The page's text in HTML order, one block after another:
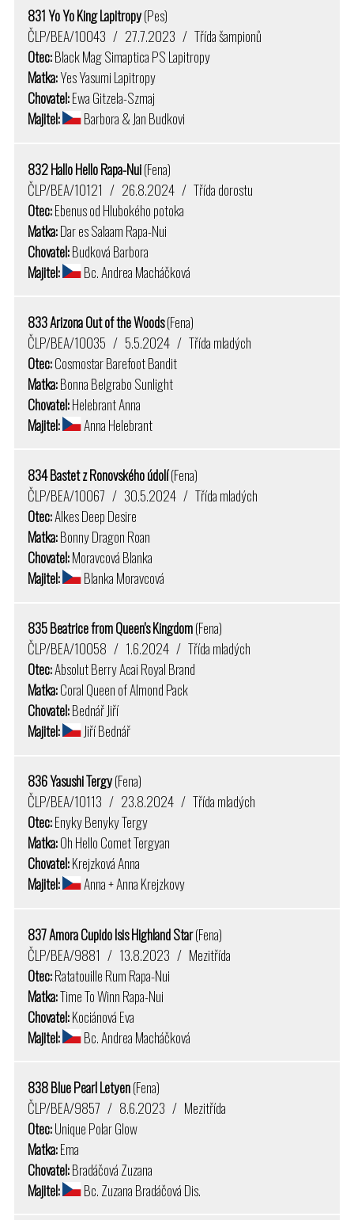
831 Yo Yo King Lapitropy(Pes)
ČLP/BEA/10043 / 27.7.2023 / Třída šampionů
Otec:Black Mag Simaptica PS Lapitropy
Matka:Yes Yasumi Lapitropy
Chovatel:Ewa Gitzela-Szmaj
Majitel:
Barbora & Jan Budkovi
832 Hallo Hello Rapa-Nui(Fena)
ČLP/BEA/10121 / 26.8.2024 / Třída dorostu
Otec:Ebenus od Hlubokého potoka
Matka:Dar es Salaam Rapa-Nui
Chovatel:Budková Barbora
Majitel:
Bc. Andrea Macháčková
833 Arizona Out of the Woods(Fena)
ČLP/BEA/10035 / 5.5.2024 / Třída mladých
Otec:Cosmostar Barefoot Bandit
Matka:Bonna Belgrabo Sunlight
Chovatel:Helebrant Anna
Majitel:
Anna Helebrant
834 Bastet z Ronovského údolí(Fena)
ČLP/BEA/10067 / 30.5.2024 / Třída mladých
Otec:Alkes Deep Desire
Matka:Bonny Dragon Roan
Chovatel:Moravcová Blanka
Majitel:
Blanka Moravcová
835 Beatrice from Queen's Kingdom(Fena)
ČLP/BEA/10058 / 1.6.2024 / Třída mladých
Otec:Absolut Berry Acai Royal Brand
Matka:Coral Queen of Almond Pack
Chovatel:Bednář Jiří
Majitel:
Jiří Bednář
836 Yasushi Tergy(Fena)
ČLP/BEA/10113 / 23.8.2024 / Třída mladých
Otec:Enyky Benyky Tergy
Matka:Oh Hello Comet Tergyan
Chovatel:Krejzková Anna
Majitel:
Anna + Anna Krejzkovy
837 Amora Cupido Isis Highland Star(Fena)
ČLP/BEA/9881 / 13.8.2023 / Mezitřída
Otec:Ratatouille Rum Rapa-Nui
Matka:Time To Winn Rapa-Nui
Chovatel:Kociánová Eva
Majitel:
Bc. Andrea Macháčková
838 Blue Pearl Letyen(Fena)
ČLP/BEA/9857 / 8.6.2023 / Mezitřída
Otec:Unique Polar Glow
Matka:Ema
Chovatel:Bradáčová Zuzana
Majitel:
Bc. Zuzana Bradáčová Dis.